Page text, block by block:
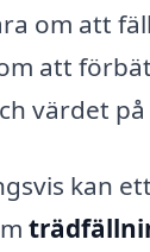
om att
att
värdet
kan